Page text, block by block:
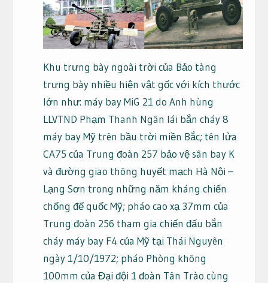
Khu trưng bày ngoài trời của Bảo tàng
trưng bày nhiều hiện vật gốc với kích thước
lớn như: máy bay MiG 21 do Anh hùng
LLVTND Phạm Thanh Ngân lái bắn cháy 8
máy bay Mỹ trên bầu trời miền Bắc; tên lửa
CA75 của Trung đoàn 257 bảo vệ sân bay K
và đường giao thông huyết mạch Hà Nội –
Lạng Sơn trong những năm kháng chiến
chống đế quốc Mỹ; pháo cao xạ 37mm của
Trung đoàn 256 tham gia chiến đấu bắn
cháy máy bay F4 của Mỹ tại Thái Nguyên
ngày 1/10/1972; pháo Phòng không
100mm của Đại đội 1 đoàn Tân Trào cùng